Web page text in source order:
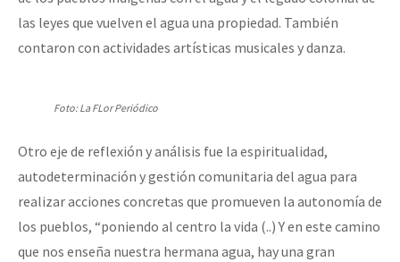
las leyes que vuelven el agua una propiedad. También
contaron con actividades artísticas musicales y danza.
Foto: La FLor Periódico
Otro eje de reflexión y análisis fue la espiritualidad,
autodeterminación y gestión comunitaria del agua para
realizar acciones concretas que promueven la autonomía de
los pueblos, “poniendo al centro la vida (..) Y en este camino
que nos enseña nuestra hermana agua, hay una gran